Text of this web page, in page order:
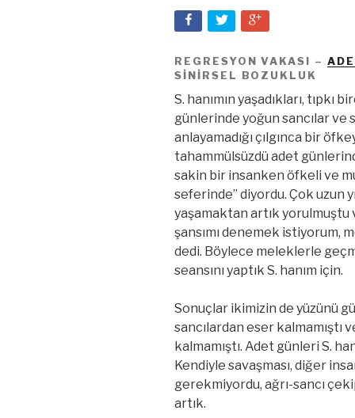
REGRESYON VAKASI –
SINIRSEL BOZUKLUK
S. hanımın yaşadıkları, tıpkı
günlerinde yoğun sancılar ve
anlayamadığı çılgınca bir
tahammülsüzdü adet
sakin bir insanken öfkeli ve
seferinde” diyordu. Çok uzun
yaşamaktan artık yorulmuştu
şansımı denemek istiyorum,
dedi. Böylece meleklerle
seansını yaptık S. hanım için.
Sonuçlar ikimizin de yüzünü
sancılardan eser kalmamıştı
kalmamıştı. Adet günleri S.
Kendiyle savaşması, diğer
gerekmiyordu, ağrı-sancı
artık.